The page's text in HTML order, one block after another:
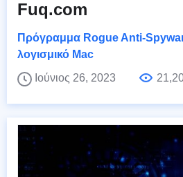
Fuq.com
Πρόγραμμα Rogue Anti-
λογισμικό Mac
Ιούνιος 26, 2023